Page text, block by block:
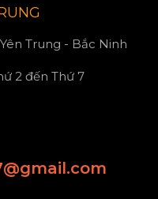
Trung - Bắc Ninh
2 đến Thứ 7